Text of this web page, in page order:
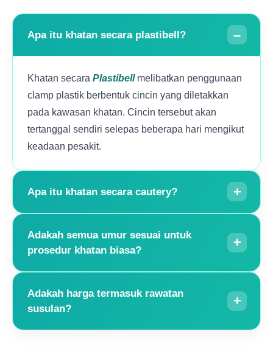
Apa itu khatan secara plastibell?
Khatan secara Plastibellmelibatkan penggunaan
clamp plastik berbentuk cincin yang diletakkan
pada kawasan khatan. Cincin tersebut akan
tertanggal sendiri selepas beberapa hari mengikut
keadaan pesakit.
Apa itu khatan secara cautery?
Adakah semua umur sesuai untuk
prosedur khatan biasa?
Adakah harga termasuk rawatan
susulan?